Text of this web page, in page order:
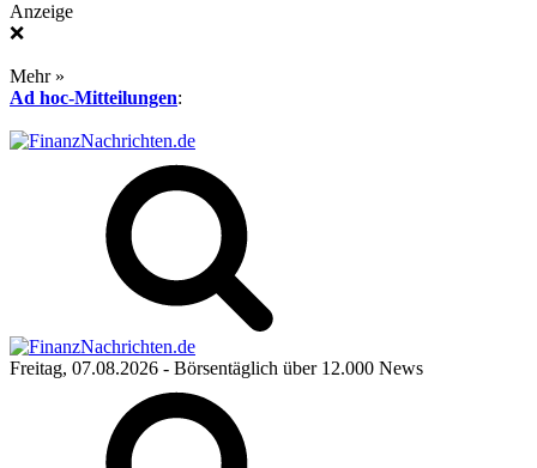
Anzeige
❌
Mehr »
Ad hoc-Mitteilungen:
Freitag, 07.08.2026 - Börsentäglich über 12.000 News